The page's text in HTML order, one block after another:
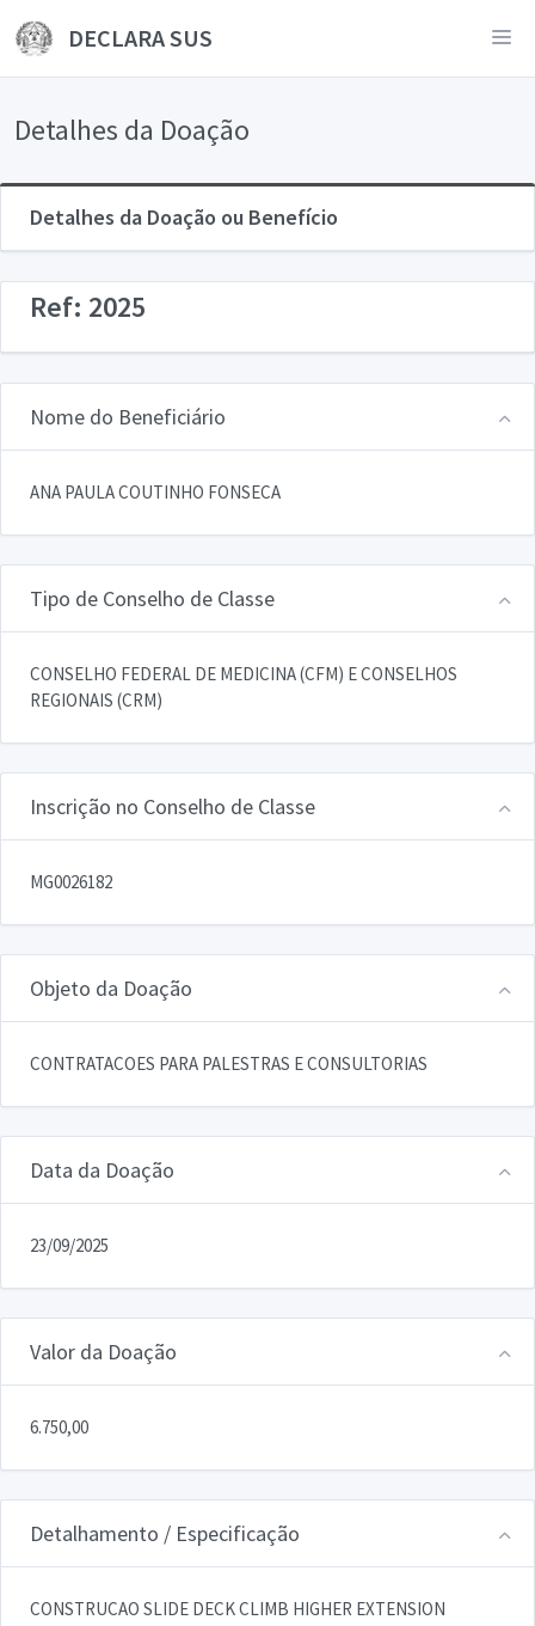
DECLARA SUS
Detalhes da Doação
Detalhes da Doação ou Benefício
Ref: 2025
Nome do Beneficiário
ANA PAULA COUTINHO FONSECA
Tipo de Conselho de Classe
CONSELHO FEDERAL DE MEDICINA (CFM) E CONSELHOS
REGIONAIS (CRM)
Inscrição no Conselho de Classe
MG0026182
Objeto da Doação
CONTRATACOES PARA PALESTRAS E CONSULTORIAS
Data da Doação
23/09/2025
Valor da Doação
6.750,00
Detalhamento / Especificação
CONSTRUCAO SLIDE DECK CLIMB HIGHER EXTENSION